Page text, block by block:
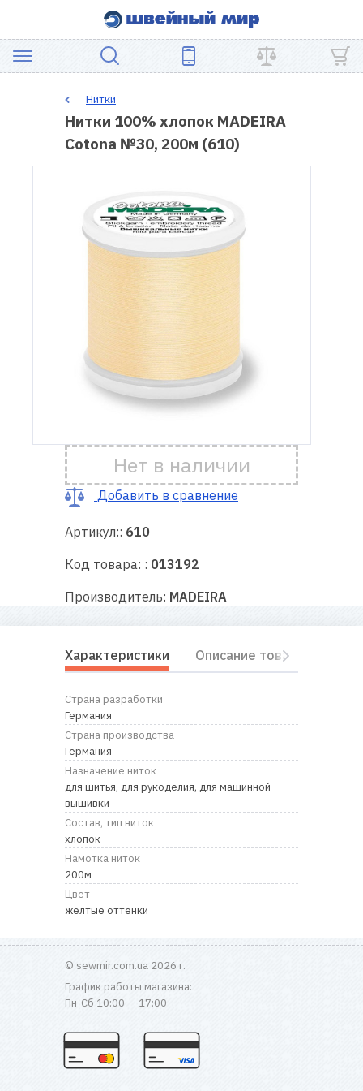
ШВЕЙНОЕ
ОБОРУДОВАНИЕ
Гарантия
Ремонт
швейной
Полезные
советы
Контакты
нас
Нитки
Нитки 100% хлопок MADEIRA
Cotona №30, 200м (610)
Нет в наличии
Добавить в сравнение
Артикул:: 610
Код товара: : 013192
Производитель: MADEIRA
Характеристики Описание товара
Страна разработки
Германия
Страна производства
Германия
Назначение ниток
для шитья, для рукоделия, для машинной
вышивки
Состав, тип ниток
хлопок
Намотка ниток
200м
Цвет
желтые оттенки
© sewmir.com.ua 2026 г.
График работы магазина:
Пн-Сб 10:00 — 17:00